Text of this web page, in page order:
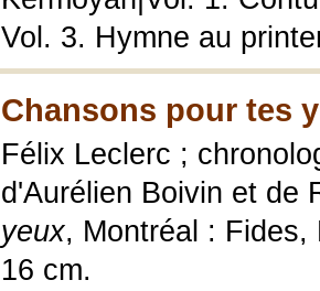
Vol. 3. Hymne au
Chansons pour tes
Félix Leclerc ;
d'Aurélien Boivin et de
yeux, Montréal :
16 cm.